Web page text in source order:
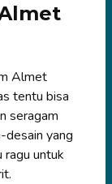
Almet
tentu bisa
seragam
desain yang
ragu untuk